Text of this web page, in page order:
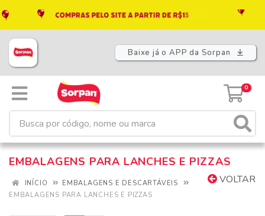
Baixe já o APP da Sorpan
0
EMBALAGENS PARA LANCHES E PIZZAS
VOLTAR
INÍCIO
EMBALAGENS E DESCARTÁVEIS
EMBALAGENS PARA LANCHES E PIZZAS